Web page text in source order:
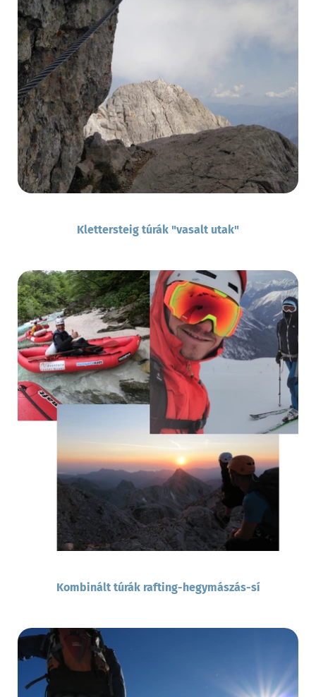
Klettersteig túrák "vasalt utak"
Kombinált túrák rafting-hegymászás-sí